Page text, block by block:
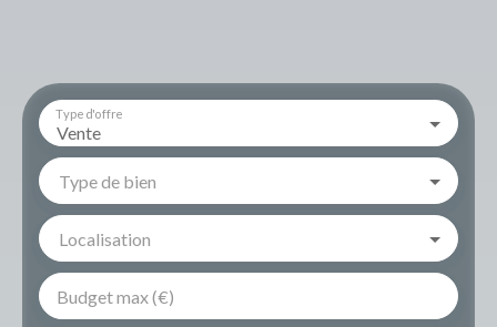
Vente
Type d'offre
Type de bien
Localisation
Budget max (€)